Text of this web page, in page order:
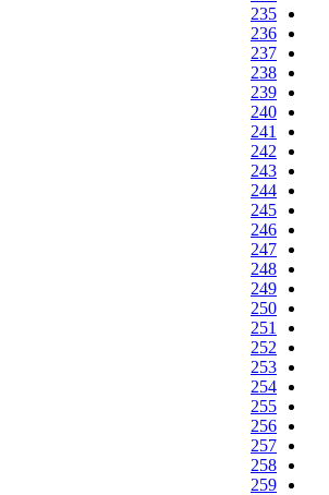
235
236
237
238
239
240
241
242
243
244
245
246
247
248
249
250
251
252
253
254
255
256
257
258
259